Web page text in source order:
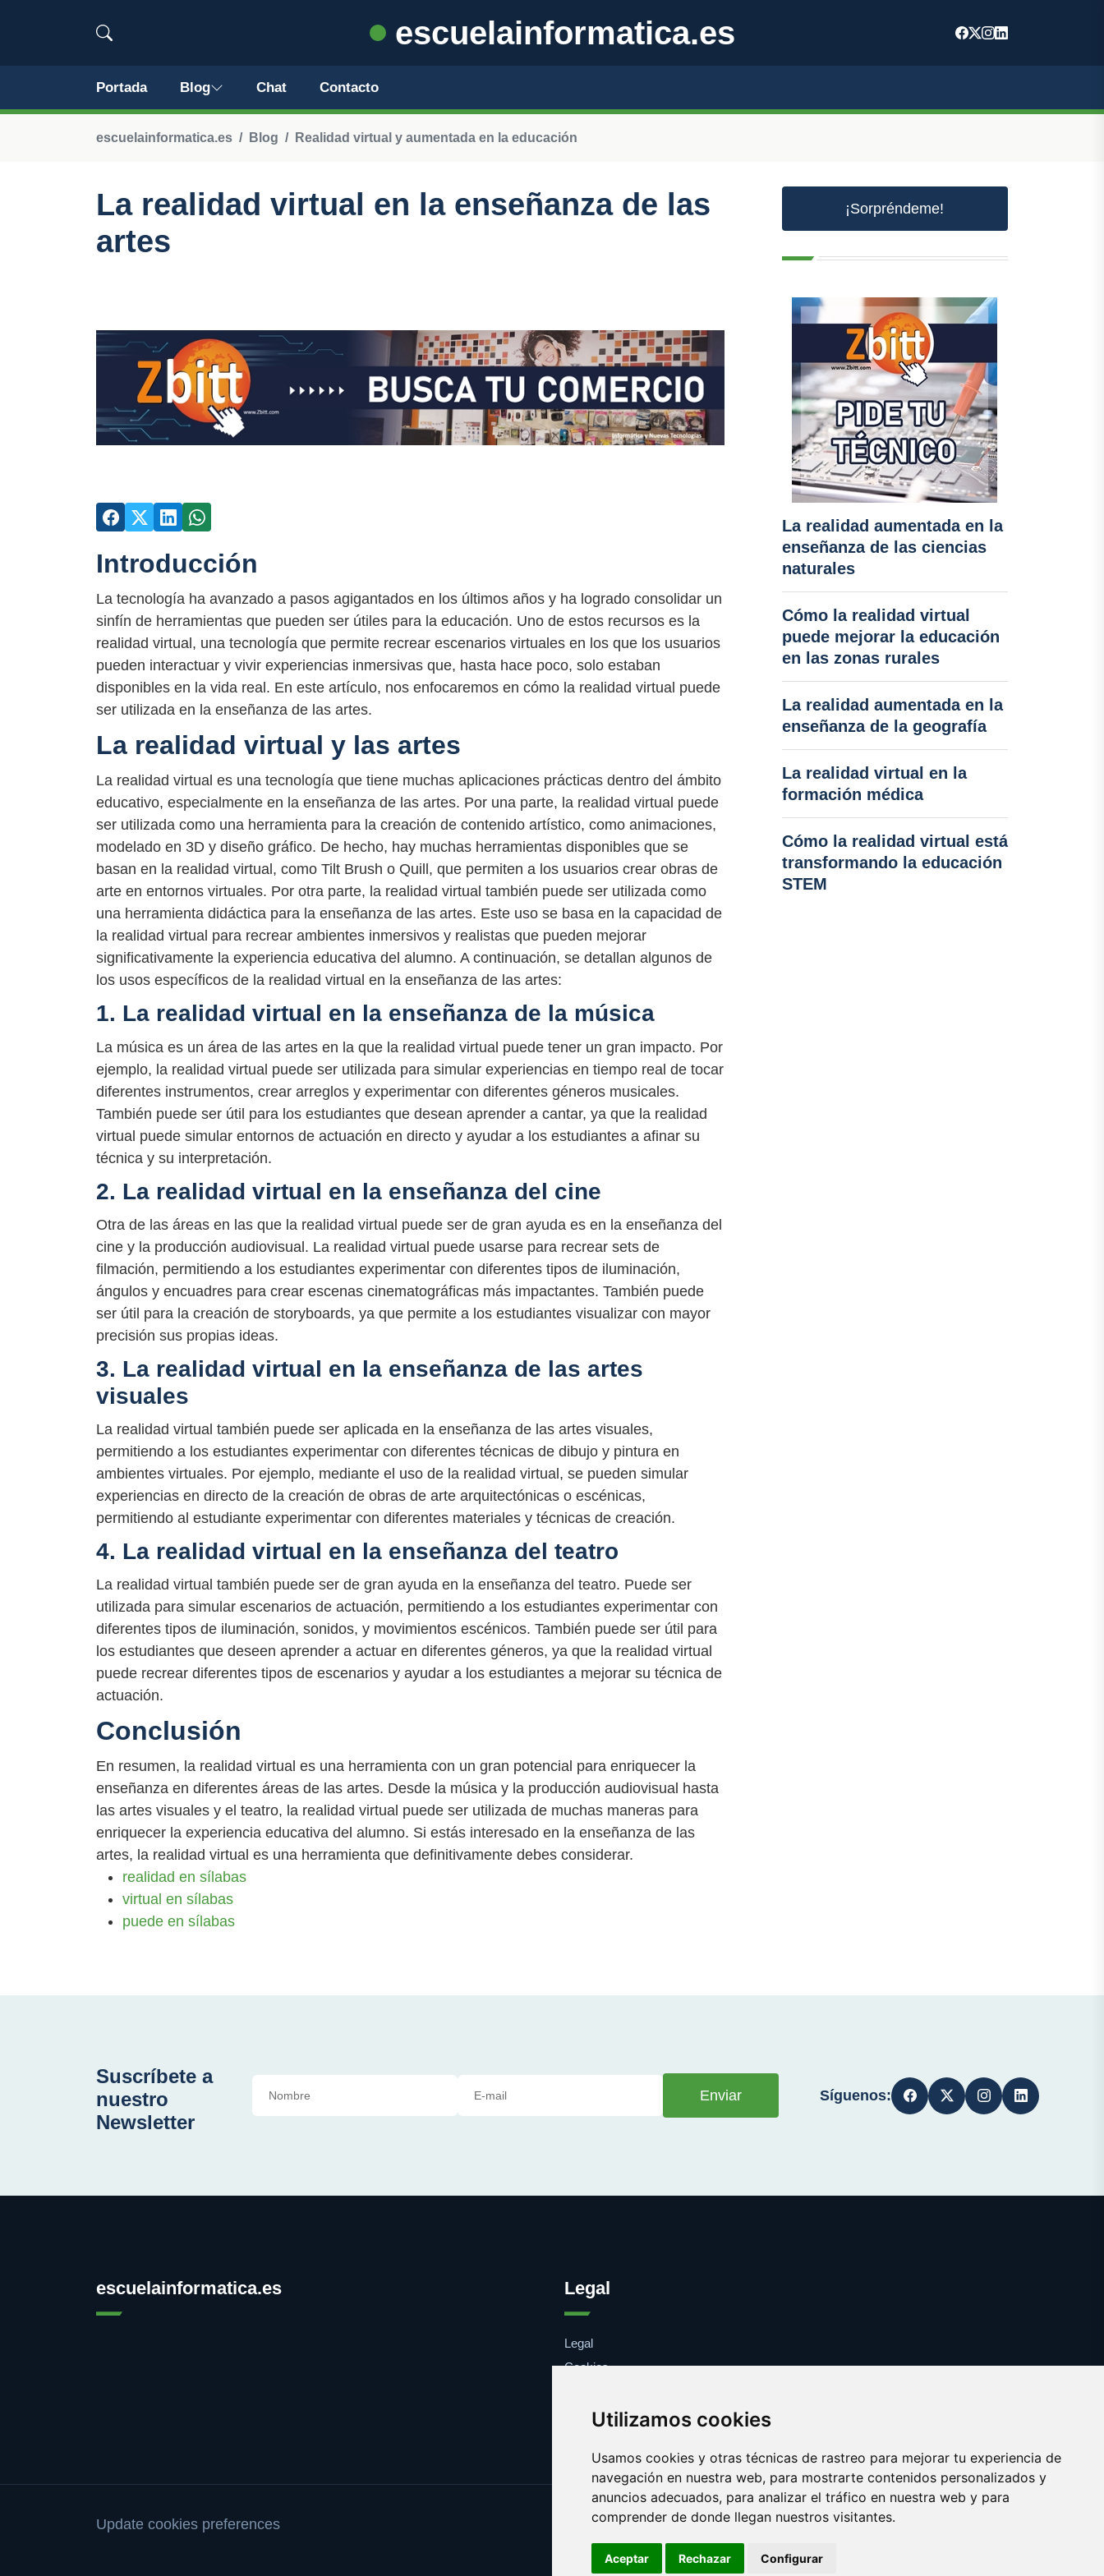
Utilizamos cookies
Usamos cookies y otras técnicas de rastreo para mejorar tu experiencia de
navegación en nuestra web, para mostrarte contenidos personalizados y
anuncios adecuados, para analizar el tráfico en nuestra web y para
comprender de donde llegan nuestros visitantes.
Aceptar Rechazar Configurar
escuelainformatica.es
Portada Blog Chat Contacto
escuelainformatica.es Blog Realidad virtual y aumentada en la educación
La realidad virtual en la enseñanza de las
artes
Introducción
La tecnología ha avanzado a pasos agigantados en los últimos años y ha logrado consolidar un
sinfín de herramientas que pueden ser útiles para la educación. Uno de estos recursos es la
realidad virtual, una tecnología que permite recrear escenarios virtuales en los que los usuarios
pueden interactuar y vivir experiencias inmersivas que, hasta hace poco, solo estaban
disponibles en la vida real. En este artículo, nos enfocaremos en cómo la realidad virtual puede
ser utilizada en la enseñanza de las artes.
La realidad virtual y las artes
La realidad virtual es una tecnología que tiene muchas aplicaciones prácticas dentro del ámbito
educativo, especialmente en la enseñanza de las artes. Por una parte, la realidad virtual puede
ser utilizada como una herramienta para la creación de contenido artístico, como animaciones,
modelado en 3D y diseño gráfico. De hecho, hay muchas herramientas disponibles que se
basan en la realidad virtual, como Tilt Brush o Quill, que permiten a los usuarios crear obras de
arte en entornos virtuales. Por otra parte, la realidad virtual también puede ser utilizada como
una herramienta didáctica para la enseñanza de las artes. Este uso se basa en la capacidad de
la realidad virtual para recrear ambientes inmersivos y realistas que pueden mejorar
significativamente la experiencia educativa del alumno. A continuación, se detallan algunos de
los usos específicos de la realidad virtual en la enseñanza de las artes:
1. La realidad virtual en la enseñanza de la música
La música es un área de las artes en la que la realidad virtual puede tener un gran impacto. Por
ejemplo, la realidad virtual puede ser utilizada para simular experiencias en tiempo real de tocar
diferentes instrumentos, crear arreglos y experimentar con diferentes géneros musicales.
También puede ser útil para los estudiantes que desean aprender a cantar, ya que la realidad
virtual puede simular entornos de actuación en directo y ayudar a los estudiantes a afinar su
técnica y su interpretación.
2. La realidad virtual en la enseñanza del cine
Otra de las áreas en las que la realidad virtual puede ser de gran ayuda es en la enseñanza del
cine y la producción audiovisual. La realidad virtual puede usarse para recrear sets de
filmación, permitiendo a los estudiantes experimentar con diferentes tipos de iluminación,
ángulos y encuadres para crear escenas cinematográficas más impactantes. También puede
ser útil para la creación de storyboards, ya que permite a los estudiantes visualizar con mayor
precisión sus propias ideas.
3. La realidad virtual en la enseñanza de las artes
visuales
La realidad virtual también puede ser aplicada en la enseñanza de las artes visuales,
permitiendo a los estudiantes experimentar con diferentes técnicas de dibujo y pintura en
ambientes virtuales. Por ejemplo, mediante el uso de la realidad virtual, se pueden simular
experiencias en directo de la creación de obras de arte arquitectónicas o escénicas,
permitiendo al estudiante experimentar con diferentes materiales y técnicas de creación.
4. La realidad virtual en la enseñanza del teatro
La realidad virtual también puede ser de gran ayuda en la enseñanza del teatro. Puede ser
utilizada para simular escenarios de actuación, permitiendo a los estudiantes experimentar con
diferentes tipos de iluminación, sonidos, y movimientos escénicos. También puede ser útil para
los estudiantes que deseen aprender a actuar en diferentes géneros, ya que la realidad virtual
puede recrear diferentes tipos de escenarios y ayudar a los estudiantes a mejorar su técnica de
actuación.
Conclusión
En resumen, la realidad virtual es una herramienta con un gran potencial para enriquecer la
enseñanza en diferentes áreas de las artes. Desde la música y la producción audiovisual hasta
las artes visuales y el teatro, la realidad virtual puede ser utilizada de muchas maneras para
enriquecer la experiencia educativa del alumno. Si estás interesado en la enseñanza de las
artes, la realidad virtual es una herramienta que definitivamente debes considerar.
realidad en sílabas
virtual en sílabas
puede en sílabas
¡Sorpréndeme!
La realidad aumentada en la
enseñanza de las ciencias
naturales
Cómo la realidad virtual
puede mejorar la educación
en las zonas rurales
La realidad aumentada en la
enseñanza de la geografía
La realidad virtual en la
formación médica
Cómo la realidad virtual está
transformando la educación
STEM
Suscríbete a
nuestro
Newsletter
Enviar Síguenos:
escuelainformatica.es Legal
Legal
Cookies
Update cookies preferences
Copyright © 2025